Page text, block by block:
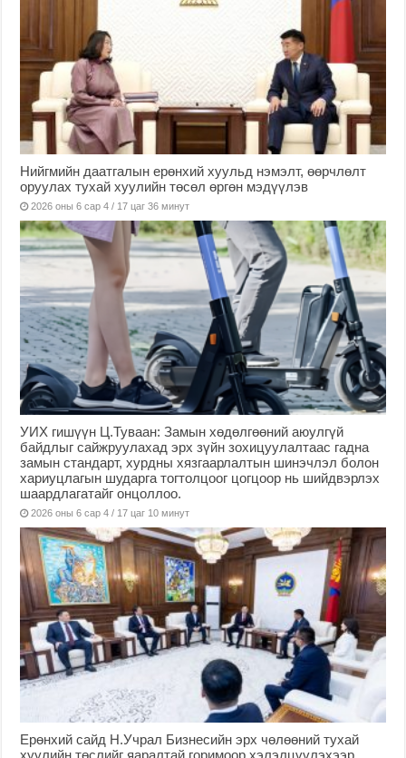
Нийгмийн даатгалын ерөнхий хуульд нэмэлт, өөрчлөлт
оруулах тухай хуулийн төсөл өргөн мэдүүлэв
2026 оны 6 сар 4 / 17 цаг 36 минут
УИХ гишүүн Ц.Туваан: Замын хөдөлгөөний аюулгүй
байдлыг сайжруулахад эрх зүйн зохицуулалтаас гадна
замын стандарт, хурдны хязгаарлалтын шинэчлэл болон
хариуцлагын шударга тогтолцоог цогцоор нь шийдвэрлэх
шаардлагатайг онцоллоо.
2026 оны 6 сар 4 / 17 цаг 10 минут
Ерөнхий сайд Н.Учрал Бизнесийн эрх чөлөөний тухай